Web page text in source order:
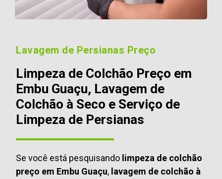
Lavagem de Persianas Preço
Limpeza de Colchão Preço em
Embu Guaçu, Lavagem de
Colchão à Seco e Serviço de
Limpeza de Persianas
Se você está pesquisando limpeza de colchão
preço em Embu Guaçu, lavagem de colchão à